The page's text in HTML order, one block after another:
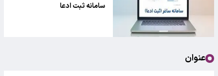
سامانه ثبت ادعا
عنوان